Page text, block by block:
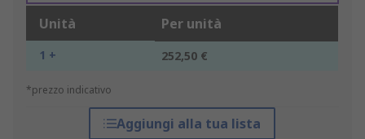
Unità Per unità
1 + 252,50 €
*prezzo indicativo
Aggiungi alla tua lista